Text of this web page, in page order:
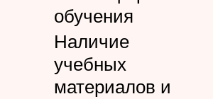
обучения
Наличие
учебных
материалов и